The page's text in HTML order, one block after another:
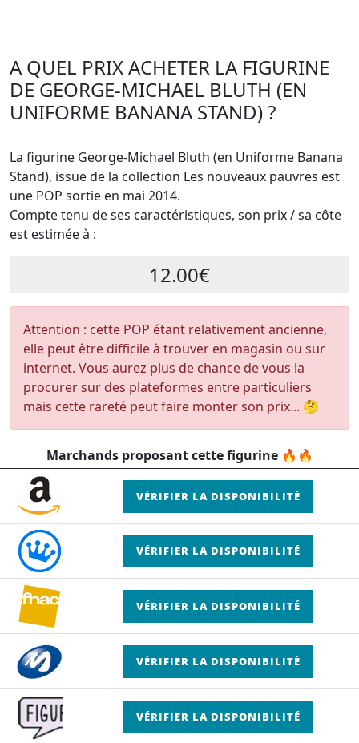
A QUEL PRIX ACHETER LA FIGURINE
DE GEORGE-MICHAEL BLUTH (EN
UNIFORME BANANA STAND) ?
La figurine George-Michael Bluth (en Uniforme Banana
Stand), issue de la collection Les nouveaux pauvres est
une POP sortie en mai 2014.
Compte tenu de ses caractéristiques, son prix / sa côte
est estimée à :
12.00€
Attention : cette POP étant relativement ancienne,
elle peut être difficile à trouver en magasin ou sur
internet. Vous aurez plus de chance de vous la
procurer sur des plateformes entre particuliers
mais cette rareté peut faire monter son prix... 🤔
Marchands proposant cette figurine 🔥🔥
VÉRIFIER LA DISPONIBILITÉ
VÉRIFIER LA DISPONIBILITÉ
VÉRIFIER LA DISPONIBILITÉ
VÉRIFIER LA DISPONIBILITÉ
VÉRIFIER LA DISPONIBILITÉ